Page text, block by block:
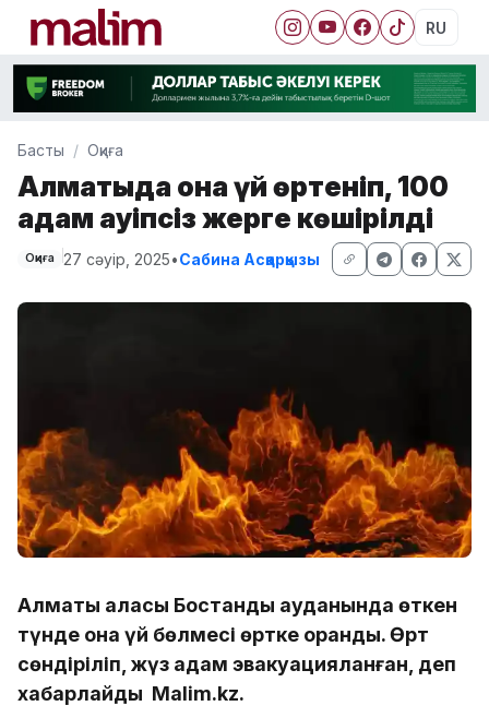
RU
Басты Оқиға
Алматыда қонақ үй өртеніп, 100
адам қауіпсіз жерге көшірілді
Оқиға 27 сәуір, 2025•Сабина Асқарқызы
Алматы қаласы Бостандық ауданында өткен
түнде қонақ үй бөлмесі өртке оранды. Өрт
сөндіріліп, жүз адам эвакуацияланған, деп
хабарлайды Malim.kz.